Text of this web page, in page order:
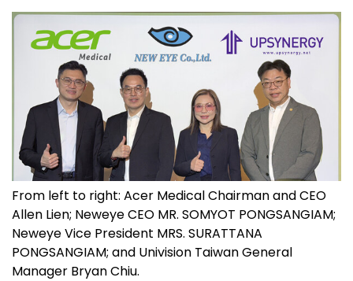
From left to right: Acer Medical Chairman and CEO
Allen Lien; Neweye CEO MR. SOMYOT PONGSANGIAM;
Neweye Vice President MRS. SURATTANA
PONGSANGIAM; and Univision Taiwan General
Manager Bryan Chiu.